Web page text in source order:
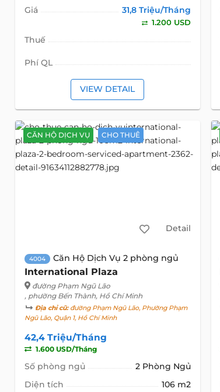
Giá
31,8 Triệu/Tháng
1.200 USD
Thuế
Phí QL
VIEW DETAIL
CĂN HỘ DỊCH VỤ CHO THUÊ
Detail
4004 Căn Hộ Dịch Vụ 2 phòng ngủ
International Plaza
đường Phạm Ngũ Lão
, phường Bến Thành, Hồ Chí Minh
Địa chỉ cũ:đường Phạm Ngũ Lão, Phường Phạm
Ngũ Lão, Quận 1, Hồ Chí Minh
42,4 Triệu/Tháng
1.600 USD/Tháng
Số phòng ngủ
2 Phòng Ngủ
Diện tích
106 m2